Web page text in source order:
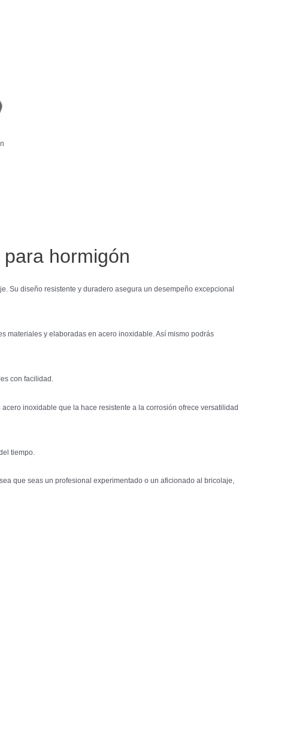
hormigón
Su diseño resistente y duradero asegura un desempeño excepcional
materiales y elaboradas en acero inoxidable. Así mismo podrás
con facilidad.
inoxidable que la hace resistente a la corrosión ofrece versatilidad
tiempo.
que seas un profesional experimentado o un aficionado al bricolaje,